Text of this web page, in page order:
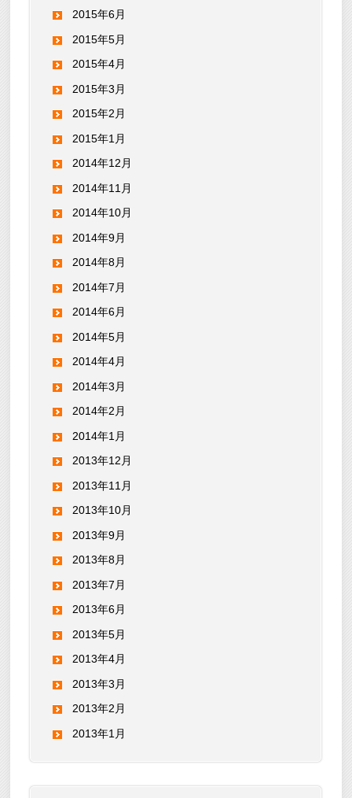
2015年6月
2015年5月
2015年4月
2015年3月
2015年2月
2015年1月
2014年12月
2014年11月
2014年10月
2014年9月
2014年8月
2014年7月
2014年6月
2014年5月
2014年4月
2014年3月
2014年2月
2014年1月
2013年12月
2013年11月
2013年10月
2013年9月
2013年8月
2013年7月
2013年6月
2013年5月
2013年4月
2013年3月
2013年2月
2013年1月